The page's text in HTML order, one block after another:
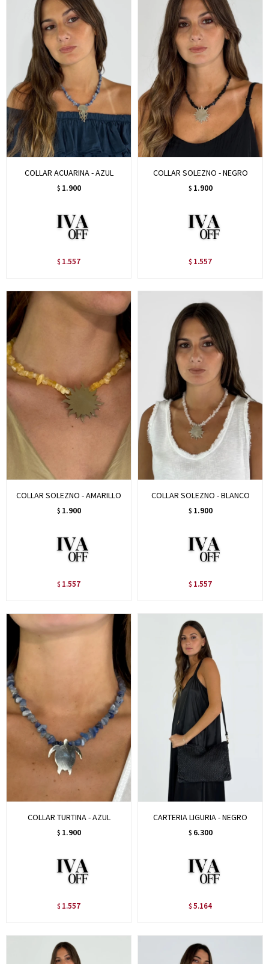
COLLAR ACUARINA - AZUL
$ 1.900
$ 1.557
COLLAR SOLEZNO - NEGRO
$ 1.900
$ 1.557
COLLAR SOLEZNO - AMARILLO
$ 1.900
$ 1.557
COLLAR SOLEZNO - BLANCO
$ 1.900
$ 1.557
COLLAR TURTINA - AZUL
$ 1.900
$ 1.557
CARTERIA LIGURIA - NEGRO
$ 6.300
$ 5.164